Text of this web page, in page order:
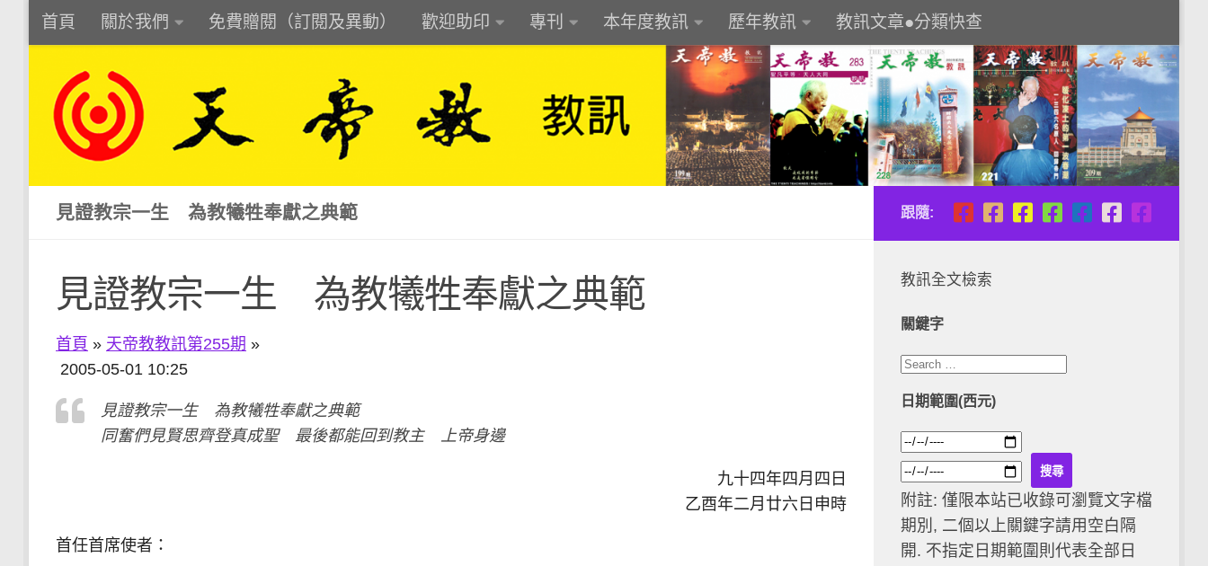
Skip to content
首頁 關於我們 免費贈閱（訂閱及異動） 歡迎助印 專刊 本年度教訊 歷年教訊 教訊文章●分類快查
見證教宗一生 為教犧牲奉獻之典範
見證教宗一生 為教犧牲奉獻之典範
首頁 » 天帝教教訊第255期 »
2005-05-01 10:25
見證教宗一生 為教犧牲奉獻之典範
同奮們見賢思齊登真成聖 最後都能回到教主 上帝身邊
九十四年四月四日
乙酉年二月廿六日申時
首任首席使者：
跟隨:
教訊全文檢索
關鍵字
日期範圍(西元)
附註: 僅限本站已收錄可瀏覽文字檔
期別, 二個以上關鍵字請用空白隔
開. 不指定日期範圍則代表全部日